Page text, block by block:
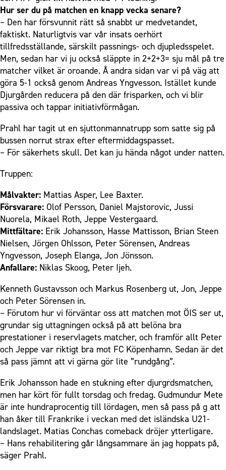
Vanliga frågor om 1910 Event
Grundskolefotboll mot rasismer
Skolakademier
Fonder
Närstående organisationer
Policydokument
Personuppgiftspolicy
Hur ser du på matchen en knapp vecka senare?
– Den har försvunnit rätt så snabbt ur medvetandet,
faktiskt. Naturligtvis var vår insats oerhört
tillfredsställande, särskilt passnings- och djupledsspelet.
Men, sedan har vi ju också släppte in 2+2+3= sju mål på tre
matcher vilket är oroande. Å andra sidan var vi på väg att
göra 5-1 också genom Andreas Yngvesson. Istället kunde
Djurgården reducera på den där frisparken, och vi blir
passiva och tappar initiativförmågan.
Prahl har tagit ut en sjuttonmannatrupp som satte sig på
bussen norrut strax efter eftermiddagspasset.
– För säkerhets skull. Det kan ju hända något under natten.
Truppen:
Målvakter: Mattias Asper, Lee Baxter.
Försvarare: Olof Persson, Daniel Majstorovic, Jussi
Nuorela, Mikael Roth, Jeppe Vestergaard.
Mittfältare: Erik Johansson, Hasse Mattisson, Brian Steen
Nielsen, Jörgen Ohlsson, Peter Sörensen, Andreas
Yngvesson, Joseph Elanga, Jon Jönsson.
Anfallare: Niklas Skoog, Peter Ijeh.
Kenneth Gustavsson och Markus Rosenberg ut, Jon, Jeppe
och Peter Sörensen in.
– Förutom hur vi förväntar oss att matchen mot ÖIS ser ut,
grundar sig uttagningen också på att belöna bra
prestationer i reservlagets matcher, och framför allt Peter
och Jeppe var riktigt bra mot FC Köpenhamn. Sedan är det
så pass jämnt att vi gärna gör lite ”rundgång”.
Erik Johansson hade en stukning efter djurgrdsmatchen,
men har kört för fullt torsdag och fredag. Gudmundur Mete
är inte hundraprocentig till lördagen, men så pass på g att
han åker till Frankrike i veckan med det isländska U21-
landslaget. Matias Conchas comeback dröjer ytterligare.
– Hans rehabilitering går långsammare än jag hoppats på,
säger Prahl.